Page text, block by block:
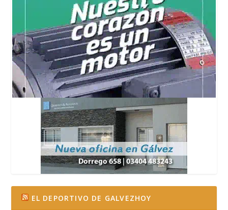
EL DEPORTIVO DE GALVEZHOY